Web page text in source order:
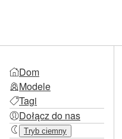
Dom
Modele
Tagi
Dołącz do nas
Tryb ciemny